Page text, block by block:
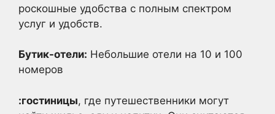
роскошные удобства с полным спектром
услуг и удобств.
Бутик-отели: Небольшие отели на 10 и 100
номеров
:гостиницы, где путешественники могут